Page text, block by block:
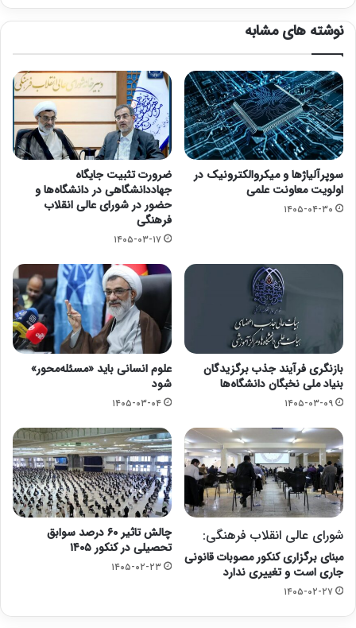
نوشته های مشابه
سوپرآلیاژها و میکروالکترونیک در
اولویت معاونت علمی
۱۴۰۵-۰۴-۳۰
ضرورت تثبیت جایگاه
جهاددانشگاهی در دانشگاه‌ها و
حضور در شورای عالی انقلاب
فرهنگی
۱۴۰۵-۰۳-۱۷
بازنگری فرآیند جذب برگزیدگان
بنیاد ملی نخبگان دانشگاه‌ها
۱۴۰۵-۰۳-۰۹
علوم انسانی باید «مسئله‌محور»
شود
۱۴۰۵-۰۳-۰۴
شورای عالی انقلاب فرهنگی:
مبنای برگزاری کنکور مصوبات قانونی
جاری است و تغییری ندارد
۱۴۰۵-۰۲-۲۷
چالش تاثیر ۶۰ درصد سوابق
تحصیلی در کنکور ۱۴۰۵
۱۴۰۵-۰۲-۲۳